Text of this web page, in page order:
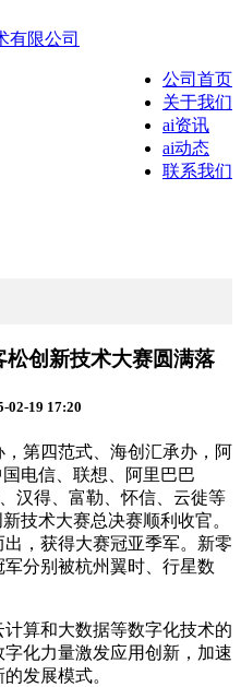
公司首页
关于我们
ai资讯
ai动态
联系我们
创新技术大赛圆满落
02-19 17:20
第四范式、海创汇承办，阿
电信、联想、阿里巴巴
汉得、富勒、怀信、云徙等
技术大赛总决赛顺利收官。
，获得大赛冠亚季军。新零
分别被杭州翼时、行星数
算和大数据等数字化技术的
化力量激发应用创新，加速
发展模式。